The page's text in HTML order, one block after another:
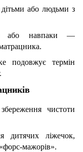
дітьми або людьми з
або навпаки —
подовжує термін
чистоти
дитячих ліжечок,
мажорів».